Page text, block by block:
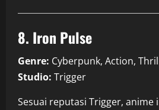
8. Iron Pulse
Genre: Cyberpunk, Action,
Studio: Trigger
Sesuai reputasi Trigger, anime